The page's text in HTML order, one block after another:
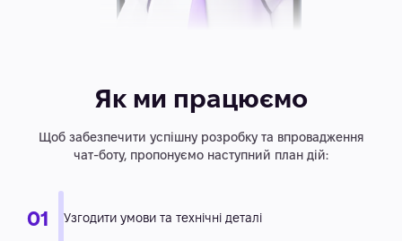
Як ми працюємо
Щоб забезпечити успішну розробку та впровадження
чат-боту, пропонуємо наступний план дій: